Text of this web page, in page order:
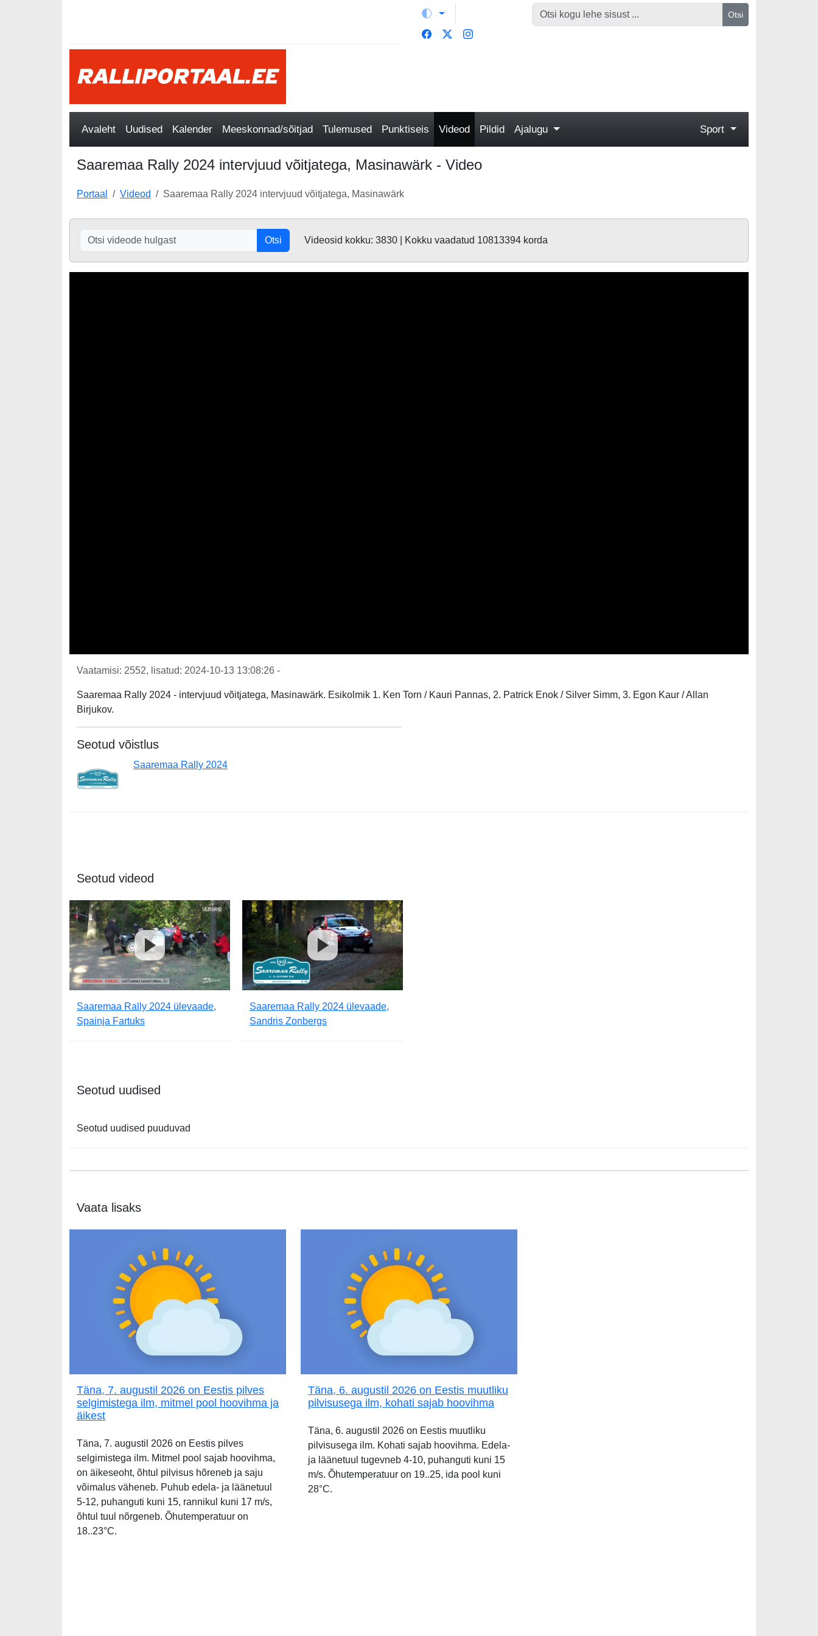
Otsi
Avaleht Uudised Kalender Meeskonnad/sõitjad Tulemused Punktiseis Videod Pildid Ajalugu Sport
Saaremaa Rally 2024 intervjuud võitjatega, Masinawärk - Video
Portaal Videod Saaremaa Rally 2024 intervjuud võitjatega, Masinawärk
Otsi Videosid kokku: 3830 | Kokku vaadatud 10813394 korda
Vaatamisi: 2552, lisatud: 2024-10-13 13:08:26 -
Saaremaa Rally 2024 - intervjuud võitjatega, Masinawärk. Esikolmik 1. Ken Torn / Kauri Pannas, 2. Patrick Enok / Silver Simm, 3. Egon Kaur / Allan
Birjukov.
Seotud võistlus
Saaremaa Rally 2024
Seotud videod
Saaremaa Rally 2024 ülevaade,
Spainja Fartuks
Saaremaa Rally 2024 ülevaade,
Sandris Zonbergs
Seotud uudised
Seotud uudised puuduvad
Vaata lisaks
Täna, 7. augustil 2026 on Eestis pilves
selgimistega ilm, mitmel pool hoovihma ja
äikest
Täna, 7. augustil 2026 on Eestis pilves
selgimistega ilm. Mitmel pool sajab hoovihma,
on äikeseoht, õhtul pilvisus hõreneb ja saju
võimalus väheneb. Puhub edela- ja läänetuul
5-12, puhanguti kuni 15, rannikul kuni 17 m/s,
õhtul tuul nõrgeneb. Õhutemperatuur on
18..23°C.
Täna, 6. augustil 2026 on Eestis muutliku
pilvisusega ilm, kohati sajab hoovihma
Täna, 6. augustil 2026 on Eestis muutliku
pilvisusega ilm. Kohati sajab hoovihma. Edela-
ja läänetuul tugevneb 4-10, puhanguti kuni 15
m/s. Õhutemperatuur on 19..25, ida pool kuni
28°C.